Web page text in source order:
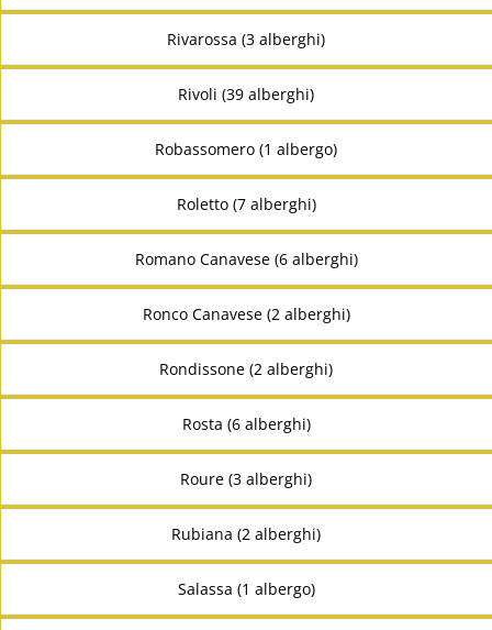
Rivarossa (3 alberghi)
Rivoli (39 alberghi)
Robassomero (1 albergo)
Roletto (7 alberghi)
Romano Canavese (6 alberghi)
Ronco Canavese (2 alberghi)
Rondissone (2 alberghi)
Rosta (6 alberghi)
Roure (3 alberghi)
Rubiana (2 alberghi)
Salassa (1 albergo)